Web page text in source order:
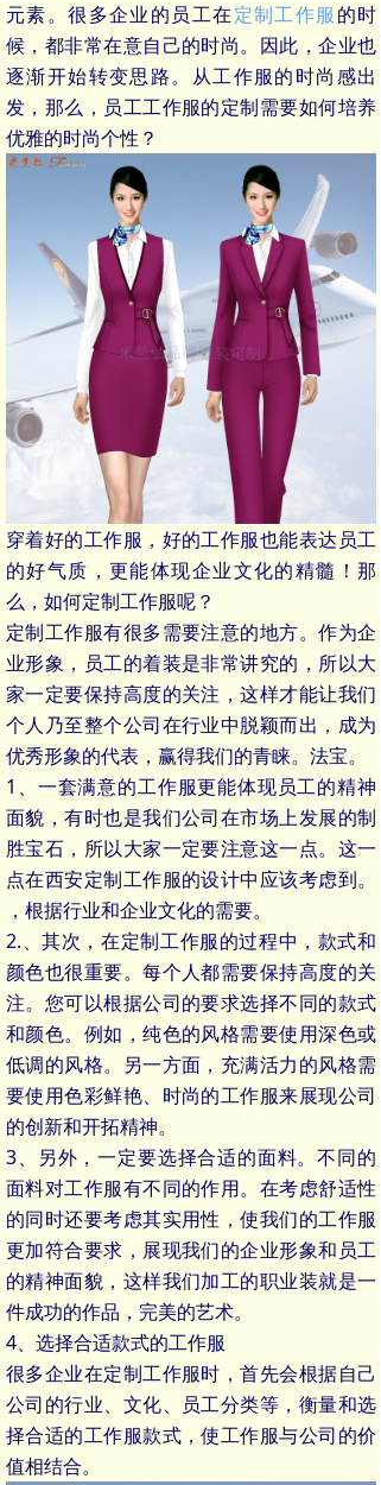
元素。很多企业的员工在定制工作服 的时
候，都非常在意自己的时尚。因此，企业也
逐渐开始转变思路。从工作服的时尚感出
发，那么，员工工作服的定制需要如何培养
优雅的时尚个性？
穿着好的工作服，好的工作服也能表达员工
的好气质，更能体现企业文化的精髓！那
么，如何定制工作服呢？
定制工作服有很多需要注意的地方。作为企
业形象，员工的着装是非常讲究的，所以大
家一定要保持高度的关注，这样才能让我们
个人乃至整个公司在行业中脱颖而出，成为
优秀形象的代表，赢得我们的青睐。法宝。
1、一套满意的工作服更能体现员工的精神
面貌，有时也是我们公司在市场上发展的制
胜宝石，所以大家一定要注意这一点。这一
点在西安定制工作服的设计中应该考虑到。
，根据行业和企业文化的需要。
2.、其次，在定制工作服的过程中，款式和
颜色也很重要。每个人都需要保持高度的关
注。您可以根据公司的要求选择不同的款式
和颜色。例如，纯色的风格需要使用深色或
低调的风格。另一方面，充满活力的风格需
要使用色彩鲜艳、时尚的工作服来展现公司
的创新和开拓精神。
3、另外，一定要选择合适的面料。不同的
面料对工作服有不同的作用。在考虑舒适性
的同时还要考虑其实用性，使我们的工作服
更加符合要求，展现我们的企业形象和员工
的精神面貌，这样我们加工的职业装就是一
件成功的作品，完美的艺术。
4、选择合适款式的工作服
很多企业在定制工作服时，首先会根据自己
公司的行业、文化、员工分类等，衡量和选
择合适的工作服款式，使工作服与公司的价
值相结合。